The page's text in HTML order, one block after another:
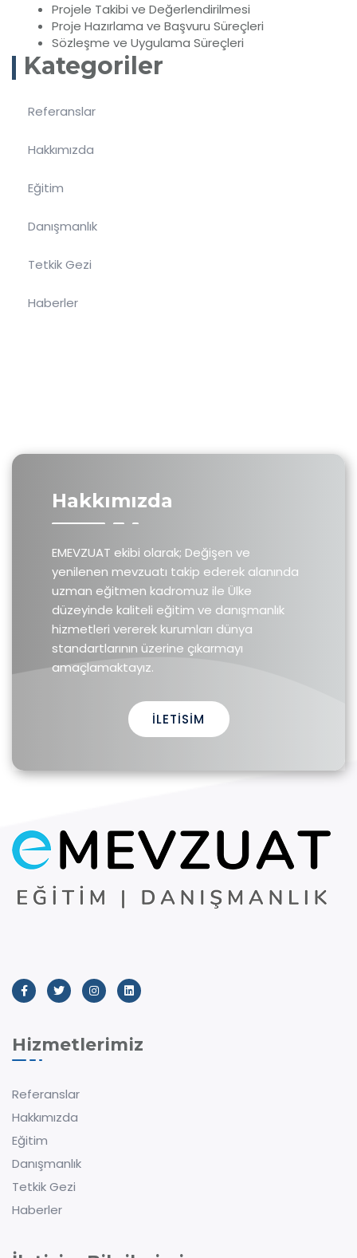
Projele Takibi ve Değerlendirilmesi
Proje Hazırlama ve Başvuru Süreçleri
Sözleşme ve Uygulama Süreçleri
Kategoriler
Referanslar
Hakkımızda
Eğitim
Danışmanlık
Tetkik Gezi
Haberler
Hakkımızda
EMEVZUAT ekibi olarak; Değişen ve
yenilenen mevzuatı takip ederek alanında
uzman eğitmen kadromuz ile Ülke
düzeyinde kaliteli eğitim ve danışmanlık
hizmetleri vererek kurumları dünya
standartlarının üzerine çıkarmayı
amaçlamaktayız.
İLETISIM
Hizmetlerimiz
Referanslar
Hakkımızda
Eğitim
Danışmanlık
Tetkik Gezi
Haberler